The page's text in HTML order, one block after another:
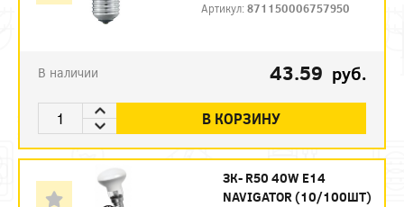
Артикул:871150006757950
В наличии 43.59 руб.
В КОРЗИНУ
ЗК- R50 40W E14
NAVIGATOR (10/100ШТ)